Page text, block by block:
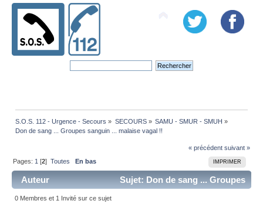
S.O.S. 112 - Urgence - Secours » SECOURS» SAMU - SMUR - SMUH »
Don de sang ... Groupes sanguin ... malaise vagal !!
« précédent suivant »
IMPRIMER
Pages: 1 [2]Toutes En bas
Auteur
Sujet: Don de sang ... Groupes
sanguin ... malaise vagal !! (Lu 98877 fois)
0 Membres et 1 Invité sur ce sujet